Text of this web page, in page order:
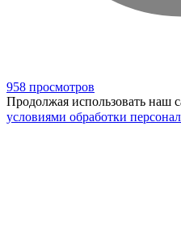
958 просмотров
Продолжая использовать наш
условиями обработки